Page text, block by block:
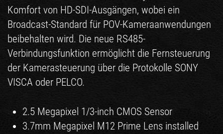
Komfort von HD-SDI-Ausgängen, wobei ein
Broadcast-Standard für POV-Kameraanwendungen
beibehalten wird. Die neue RS485-
Verbindungsfunktion ermöglicht die Fernsteuerung
der Kamerasteuerung über die Protokolle SONY
VISCA oder PELCO.
2.5 Megapixel 1/3-inch CMOS Sensor
3.7mm Megapixel M12 Prime Lens installed